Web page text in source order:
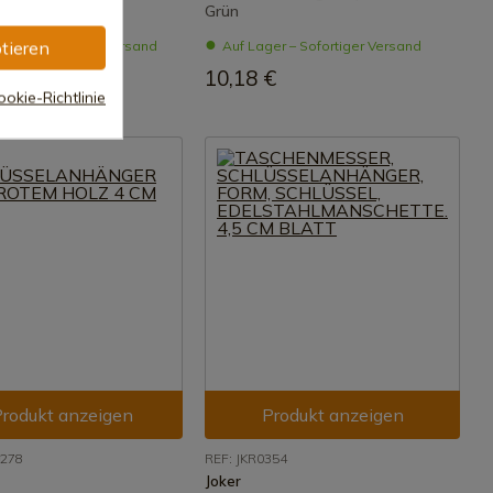
– Sofortiger Versand
Grün
Auf Lager – Sofortiger Versand
10,18 €
anzeigen Produkt anzeigen
REF: JKR0354
Joker
Richtlinie